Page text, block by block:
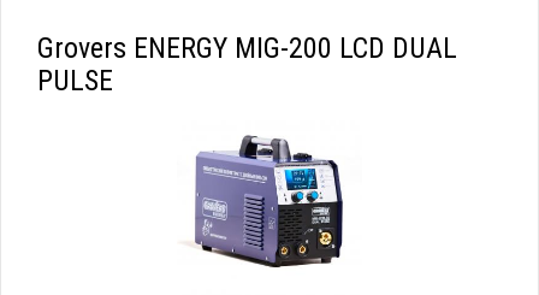
Grovers ENERGY MIG-200 LCD DUAL
PULSE